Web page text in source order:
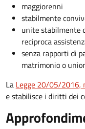
maggiorenni
stabilmente
unite stabilmente
reciproca
senza rapporti di
matrimonio o
La Legge 20/05/2016,
e stabilisce i diritti dei